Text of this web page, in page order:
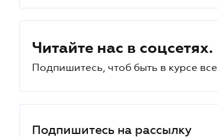
Читайте нас в соцсетях.
Подпишитесь, чтоб быть в курсе
Подпишитесь на рассылку